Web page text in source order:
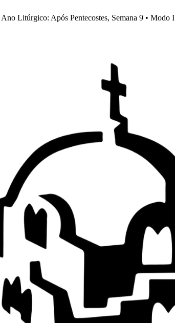
Ano Litúrgico: Após Pentecostes, Semana 9 • Modo I